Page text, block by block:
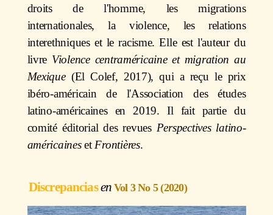
droits de l'homme, les migrations
internationales, la violence, les relations
interethniques et le racisme. Elle est l'auteur du
livre Violence centraméricaine et migration au
Mexique(El Colef, 2017), qui a reçu le prix
ibéro-américain de l'Association des études
latino-américaines en 2019. Il fait partie du
comité éditorial des revues Perspectives latino-
américaineset Frontières.
Discrepancias Vol 3 No 5 (2020)